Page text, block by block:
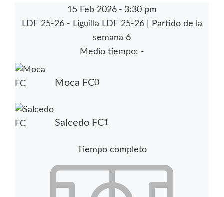
15 Feb 2026 - 3:30 pm
LDF 25-26 - Liguilla LDF 25-26
| Partido de la
semana 6
Medio tiempo: -
Moca FC0
Salcedo FC1
Tiempo completo